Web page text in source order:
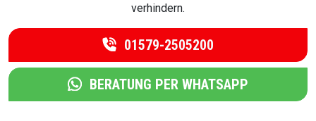
verhindern.
01579-2505200
BERATUNG PER WHATSAPP